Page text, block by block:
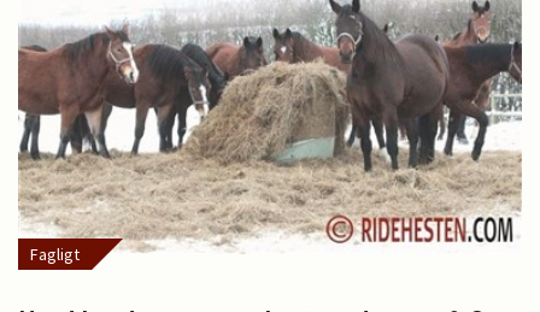
Fagligt